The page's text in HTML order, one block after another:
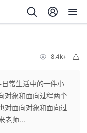
8.4k+
日常生活中的一件小
对象和面向过程两个
对面向对象和面向过
老师...